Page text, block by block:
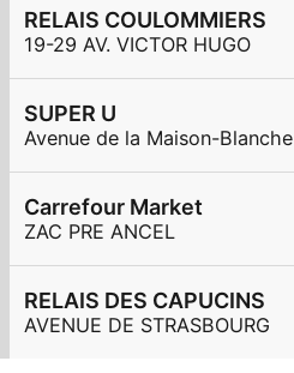
RELAIS COULOMMIERS
19-29 AV. VICTOR HUGO
SUPER U
Avenue de la Maison-Blanche
Carrefour Market
ZAC PRE ANCEL
RELAIS DES CAPUCINS
AVENUE DE STRASBOURG